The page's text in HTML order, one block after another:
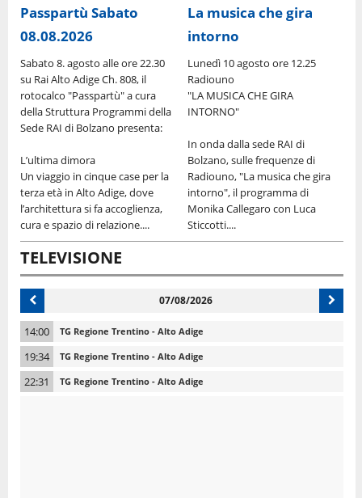
Passpartù Sabato
08.08.2026
Sabato 8. agosto alle ore 22.30
su Rai Alto Adige Ch. 808, il
rotocalco "Passpartù" a cura
della Struttura Programmi della
Sede RAI di Bolzano presenta:
L’ultima dimora
Un viaggio in cinque case per la
terza età in Alto Adige, dove
l’architettura si fa accoglienza,
cura e spazio di relazione....
La musica che gira
intorno
Lunedì 10 agosto ore 12.25
Radiouno
"LA MUSICA CHE GIRA
INTORNO"
In onda dalla sede RAI di
Bolzano, sulle frequenze di
Radiouno, "La musica che gira
intorno", il programma di
Monika Callegaro con Luca
Sticcotti....
TELEVISIONE
07/08/2026
14:00 TG Regione Trentino - Alto Adige
19:34 TG Regione Trentino - Alto Adige
22:31 TG Regione Trentino - Alto Adige